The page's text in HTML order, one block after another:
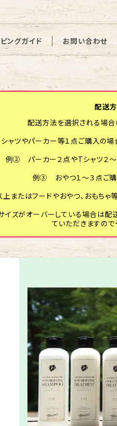
ングガイド お問い合わせ
配送
配送方法を選択される場合
ツやパーカー等１点ご購入の場
例② パーカー２点やTシャツ２～
例③ おやつ１～３点ご購
たはフードやおやつ、おもちゃ
ズがオーバーしている場合は配
ていただきますので